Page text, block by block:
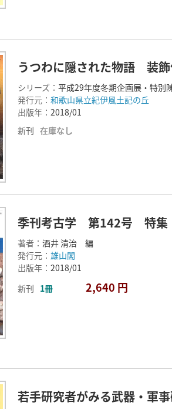
うつわに隠された物語 装
シリーズ： 平成29年度冬期企画展・特別
発行元： 和歌山県立紀伊風土記の丘
出版年： 2018/01
新刊 在庫なし
季刊考古学 第142号 特集
著者： 酒井 清治 編
発行元： 雄山閣
出版年： 2018/01
新刊 1冊 2,640 円
若手研究者がみる武器・軍